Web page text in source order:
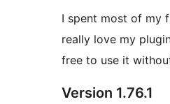
I spent most of my
really love my
free to use it
Version 1.76.1